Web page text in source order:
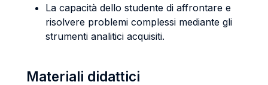
La capacità dello studente di affrontare e
risolvere problemi complessi mediante gli
strumenti analitici acquisiti.
Materiali didattici